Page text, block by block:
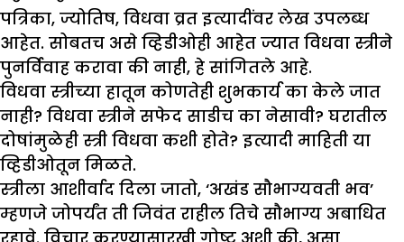
पत्रिका, ज्योतिष, विधवा व्रत इत्यादींवर लेख उपलब्ध
आहेत. सोबतच असे व्हिडीओही आहेत ज्यात विधवा स्त्रीने
पुनर्विवाह करावा की नाही, हे सांगितले आहे.
विधवा स्त्रीच्या हातून कोणतेही शुभकार्य का केले जात
नाही? विधवा स्त्रीने सफेद साडीच का नेसावी? घरातील
दोषांमुळेही स्त्री विधवा कशी होते? इत्यादी माहिती या
व्हिडीओतून मिळते.
स्त्रीला आशीर्वाद दिला जातो, ‘अखंड सौभाग्यवती भव’
म्हणजे जोपर्यंत ती जिवंत राहील तिचे सौभाग्य अबाधित